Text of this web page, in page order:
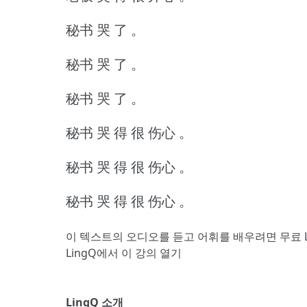
秘书 哭 了 。
秘书 哭 了 。
秘书 哭 了 。
秘书 哭 得 很 伤心 。
秘书 哭 得 很 伤心 。
秘书 哭 得 很 伤心 。
이 텍스트의 오디오를 듣고 어휘를 배우려면 무료
LingQ에서 이 강의 열기
LingQ 소개